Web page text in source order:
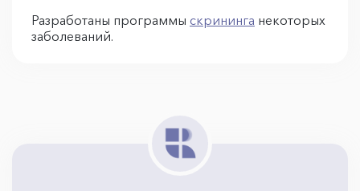
Разработаны программы скрининга некоторых
заболеваний.